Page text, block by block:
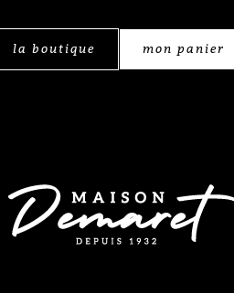
la boutique mon panier